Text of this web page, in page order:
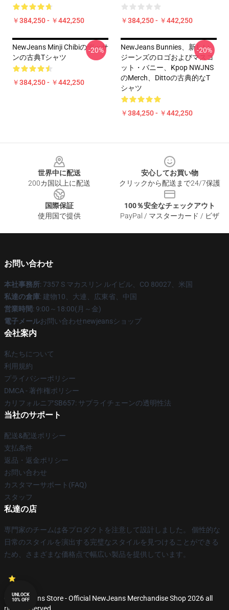
￥384,250 - ￥442,250 ￥384,250 - ￥442,250
NewJeans Minji Chibiのデッサ
ンの古典Tシャツ
￥384,250 - ￥442,250
-20%
NewJeans Bunnies、新しい
ジーンズのロゴおよびマスコ
ット・バニー、Kpop NWJNS
のMerch、Dittoの古典的なT
シャツ
￥384,250 - ￥442,250
-20%
世界中に配送
200カ国以上に配送
安心してお買い物
クリックから配送まで24/7保護
国際保証
使用国で提供
100％安全なチェックアウト
PayPal / マスターカード / ビザ
お問い合わせ
本社事務所: 7357 S マカスリン ルイビル、CO 80027、米国
私達の倉庫: 建物10、大連、広東省、中国
営業時間: 9:00～18:00(月～金)
電子メールお問い合わせnewjeansショップ
会社案内
私たちについて
利用規約
プライバシーポリシー
DMCA - 著作権ポリシー
カリフォルニアSB657: サプライチェーンの透明性法
当社のサポート
配送&配送ポリシー
支払条件
返品・返金ポリシー
お問い合わせ
カスタマーサポート(FAQ)
スタッフ
私達の店
専門家のチームは各プロダクトを注意して設計しました。 個性的な
日常のスタイルを演出する完璧なスタイルを見つけることができる
ため、さまざまな価格点で幅広い製品を提供しています。
© NewJeans Store - Official NewJeans Merchandise Shop 2026 all
UNLOCK
10% OFF